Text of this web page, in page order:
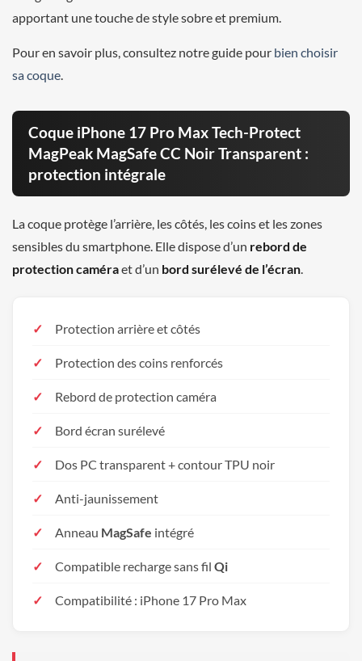
apportant une touche de style sobre et premium.
Pour en savoir plus, consultez notre guide pour bien choisir
sa coque
Coque iPhone 17 Pro Max Tech-Protect
MagPeak MagSafe CC Noir Transparent :
protection intégrale
La coque protège l’arrière, les côtés, les coins et les zones
sensibles du smartphone. Elle dispose d’un rebord de
protection caméraet d’un bord surélevé de l’écran
Protection arrière et côtés
Protection des coins renforcés
Rebord de protection caméra
Bord écran surélevé
Dos PC transparent + contour TPU noir
Anti-jaunissement
Anneau MagSafe intégré
Compatible recharge sans fil Qi
Compatibilité : iPhone 17 Pro Max